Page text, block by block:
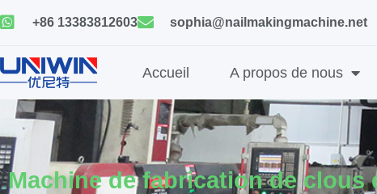
to
+86 13383812603 sophia@nailmakingmachine.net
Accueil A propos de nous
Machine de fabrication de clous